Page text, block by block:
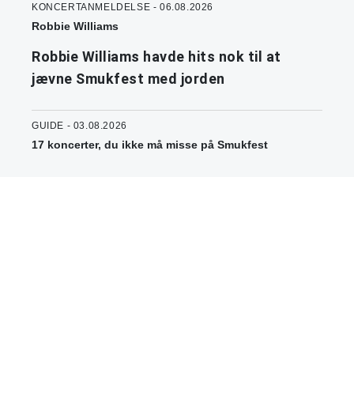
KONCERTANMELDELSE - 06.08.2026
Robbie Williams
Robbie Williams havde hits nok til at
jævne Smukfest med jorden
GUIDE - 03.08.2026
17 koncerter, du ikke må misse på Smukfest